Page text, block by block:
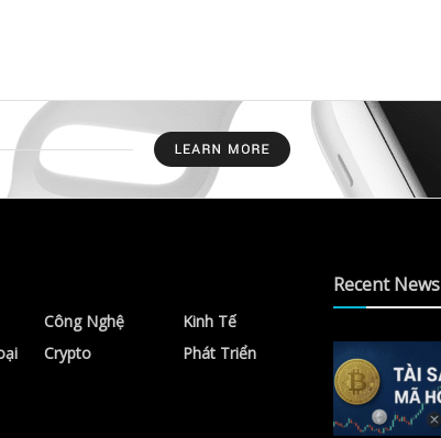
Công Nghệ
Crypto
Kinh Tế
Phát Triển
Recent News